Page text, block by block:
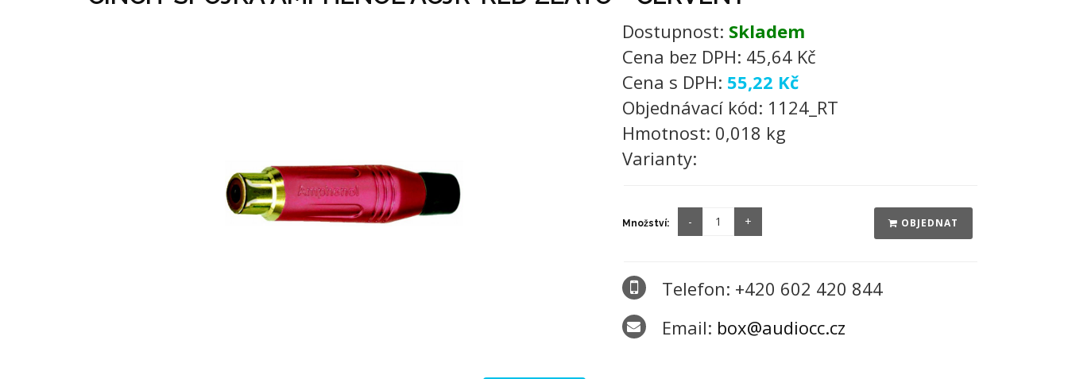
Dostupnost: Skladem
Cena bez DPH: 45,64 Kč
Cena s DPH: 55,22 Kč
Objednávací kód: 1124_RT
Hmotnost: 0,018 kg
Varianty:
Množství: OBJEDNAT
Telefon: +420 602 420 844
Email: box@audiocc.cz